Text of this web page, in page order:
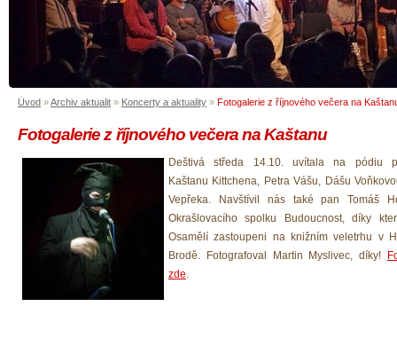
Úvod »Archiv aktualit » Koncerty a aktuality » Fotogalerie z říjnového večera na
Fotogalerie z říjnového večera na Kaštanu
Deštivá středa 14.10. uvítala na pódiu
Kaštanu Kittchena, Petra Vášu, Dášu
Vepřeka. Navštívil nás také pan Tomáš
Okrašlovacího spolku Budoucnost, díky
Osamělí zastoupeni na knižním veletrhu v
Brodě. Fotografoval Martin Myslivec, díky!
zde.